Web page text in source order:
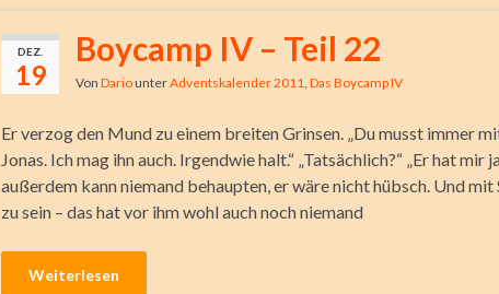
DEZ.
19
Boycamp IV – Teil 22
Von DariounterAdventskalender 2011, Das Boycamp IV
Er verzog den Mund zu einem breiten Grinsen. „Du musst immer
Jonas. Ich mag ihn auch. Irgendwie halt.“ „Tatsächlich?“ „Er hat mir
außerdem kann niemand behaupten, er wäre nicht hübsch. Und
zu sein – das hat vor ihm wohl auch noch niemand
Weiterlesen